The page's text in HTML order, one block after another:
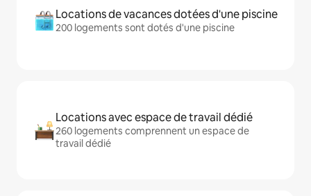
Locations de vacances dotées d'une piscine
200 logements sont dotés d'une piscine
Locations avec espace de travail dédié
260 logements comprennent un espace de
travail dédié